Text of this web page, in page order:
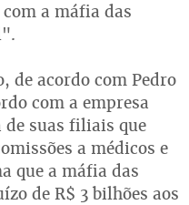
a máfia das
de acordo com Pedro
com a empresa
de suas filiais que
a médicos e
que a máfia das
de R$ 3 bilhões aos